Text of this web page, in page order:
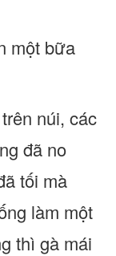
một bữa
núi, các
đã no
tối mà
làm một
thì gà mái